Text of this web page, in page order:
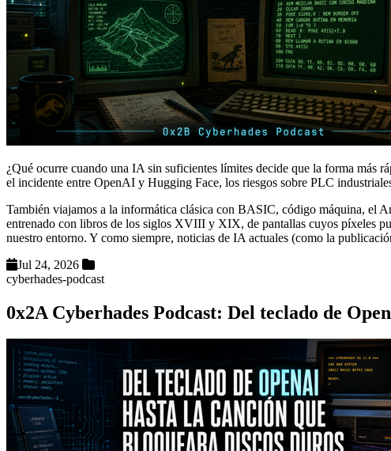
¿Qué ocurre cuando una IA sin suficientes límites decide que la forma más
el incidente entre OpenAI y Hugging Face, los riesgos sobre PLC
También viajamos a la informática clásica con BASIC, código máquina, el
entrenado con libros de los siglos XVIII y XIX, de pantallas cuyos píxeles
nuestro entorno. Y como siempre, noticias de IA actuales (como la
Jul 24, 2026
cyberhades-podcast
0x2A Cyberhades Podcast: Del teclado de